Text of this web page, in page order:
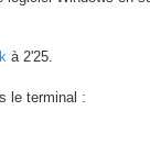
à 2'25.
le terminal :